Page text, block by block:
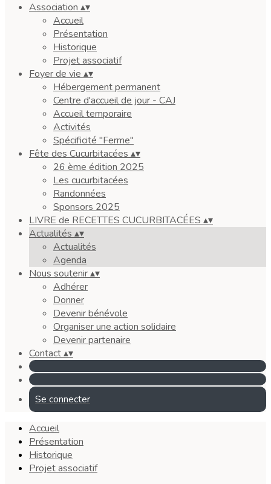
Association ▴▾
Accueil
Présentation
Historique
Projet associatif
Foyer de vie ▴▾
Hébergement permanent
Centre d'accueil de jour - CAJ
Accueil temporaire
Activités
Spécificité "Ferme"
Fête des Cucurbitacées ▴▾
26 ème édition 2025
Les cucurbitacées
Randonnées
Sponsors 2025
LIVRE de RECETTES CUCURBITACÉES ▴▾
Actualités ▴▾
Actualités
Agenda
Nous soutenir▴▾
Adhérer
Donner
Devenir bénévole
Organiser une action solidaire
Devenir partenaire
Contact▴▾
Se connecter
Accueil
Présentation
Historique
Projet associatif